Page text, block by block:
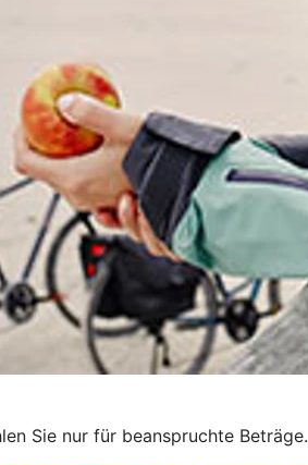
Sie nur für beanspruchte Beträge.